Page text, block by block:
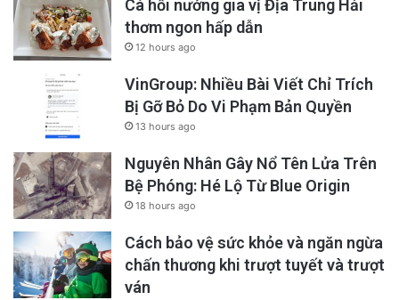
Cá hồi nướng gia vị Địa Trung Hải
thơm ngon hấp dẫn
12 hours ago
VinGroup: Nhiều Bài Viết Chỉ Trích
Bị Gỡ Bỏ Do Vi Phạm Bản Quyền
13 hours ago
Nguyên Nhân Gây Nổ Tên Lửa Trên
Bệ Phóng: Hé Lộ Từ Blue Origin
18 hours ago
Cách bảo vệ sức khỏe và ngăn ngừa
chấn thương khi trượt tuyết và trượt
ván